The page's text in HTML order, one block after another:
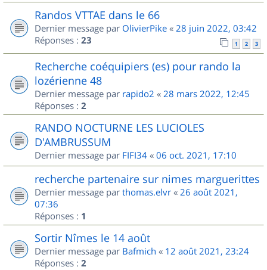
Randos VTTAE dans le 66
Dernier message par OlivierPike « 28 juin 2022, 03:42
Réponses : 23 1 2 3
Recherche coéquipiers (es) pour rando la
lozérienne 48
Dernier message par rapido2 « 28 mars 2022, 12:45
Réponses : 2
RANDO NOCTURNE LES LUCIOLES
D'AMBRUSSUM
Dernier message par FIFI34 « 06 oct. 2021, 17:10
recherche partenaire sur nimes marguerittes
Dernier message par thomas.elvr « 26 août 2021,
07:36
Réponses : 1
Sortir Nîmes le 14 août
Dernier message par Bafmich « 12 août 2021, 23:24
Réponses : 2